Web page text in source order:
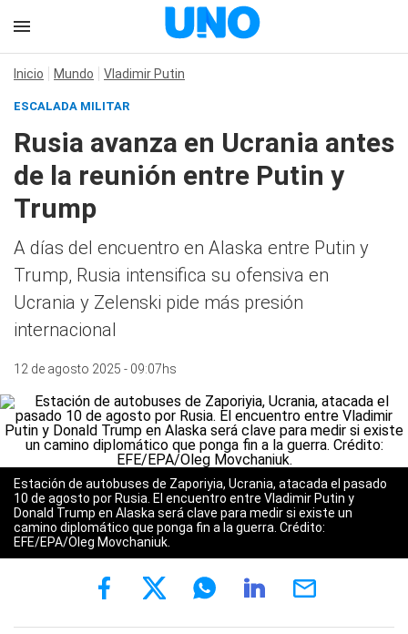
Inicio Mundo Vladimir Putin
ESCALADA MILITAR
Rusia avanza en Ucrania antes
de la reunión entre Putin y
Trump
A días del encuentro en Alaska entre Putin y
Trump, Rusia intensifica su ofensiva en
Ucrania y Zelenski pide más presión
internacional
12 de agosto 2025 - 09:07hs
Estación de autobuses de Zaporiyia, Ucrania, atacada el pasado
10 de agosto por Rusia. El encuentro entre Vladimir Putin y
Donald Trump en Alaska será clave para medir si existe un
camino diplomático que ponga fin a la guerra. Crédito:
EFE/EPA/Oleg Movchaniuk.